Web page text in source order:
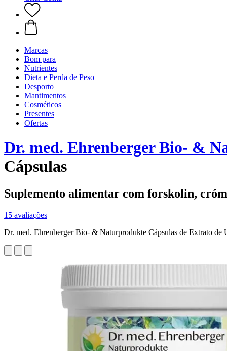
Marcas
Bom para
Nutrientes
Dieta e Perda de Peso
Desporto
Mantimentos
Cosméticos
Presentes
Ofertas
Dr. med. Ehrenberger Bio- &
Cápsulas
Suplemento alimentar com forskolin,
15 avaliações
Dr. med. Ehrenberger Bio- & Naturprodukte Cápsulas de Extrato de